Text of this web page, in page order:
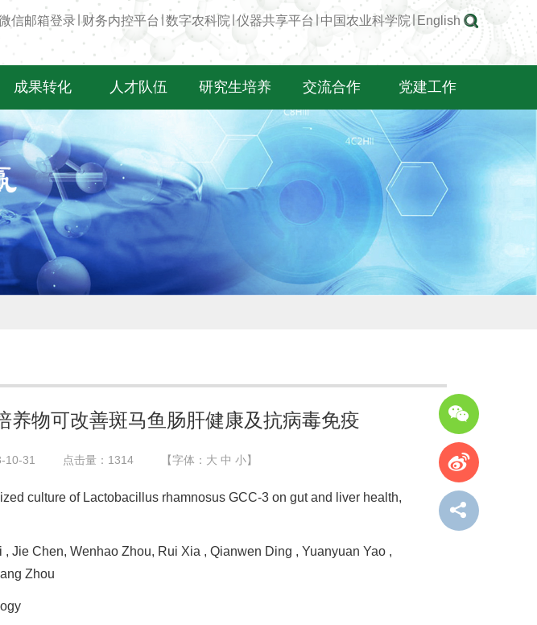
信邮箱登录 ∣财务内控平台 ∣ 数字农科院 ∣仪器共享平台 ∣中国农业科学院 English
成果转化 人才队伍 研究生培养 交流合作 党建工作
养物可改善斑马鱼肠肝健康及抗病毒免疫
10-31 点击量： 1314 【字体： 大 中 小】
culture of Lactobacillus rhamnosus GCC-3 on gut and liver health,
, Jie Chen, Wenhao Zhou, Rui Xia , Qianwen Ding , Yuanyuan Yao ,
Zhou